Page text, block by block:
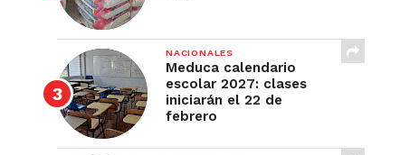
NACIONALES
Meduca calendario
escolar 2027: clases
iniciarán el 22 de
febrero